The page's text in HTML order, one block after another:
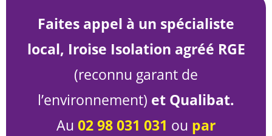
Faites appel à un spécialiste
local, Iroise Isolation agréé RGE
(reconnu garant de
l’environnement) et Qualibat.
Au 02 98 031 031 ou par